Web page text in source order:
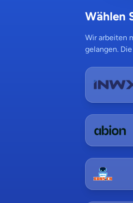
Wählen
Wir arbeiten
gelangen.